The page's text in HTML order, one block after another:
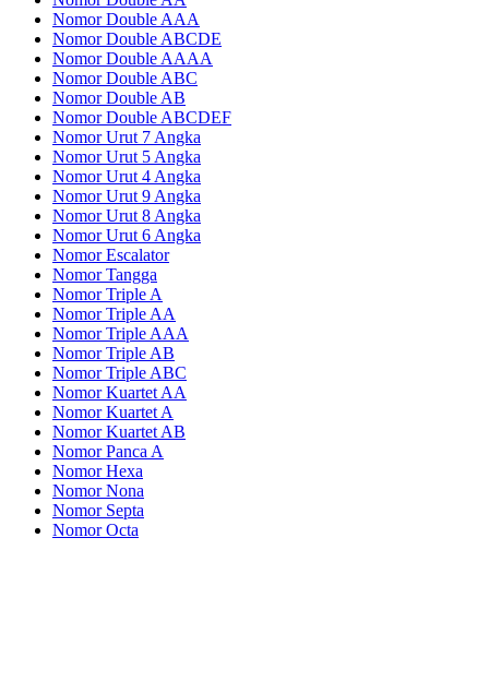
Nomor Double AAA
Nomor Double ABCDE
Nomor Double AAAA
Nomor Double ABC
Nomor Double AB
Nomor Double ABCDEF
Nomor Urut 7 Angka
Nomor Urut 5 Angka
Nomor Urut 4 Angka
Nomor Urut 9 Angka
Nomor Urut 8 Angka
Nomor Urut 6 Angka
Nomor Escalator
Nomor Tangga
Nomor Triple A
Nomor Triple AA
Nomor Triple AAA
Nomor Triple AB
Nomor Triple ABC
Nomor Kuartet AA
Nomor Kuartet A
Nomor Kuartet AB
Nomor Panca A
Nomor Hexa
Nomor Nona
Nomor Septa
Nomor Octa